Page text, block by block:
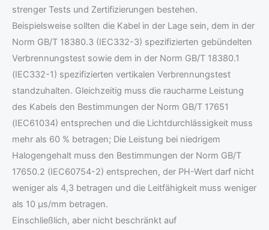
strenger Tests und Zertifizierungen bestehen.
Beispielsweise sollten die Kabel in der Lage sein, dem in der
Norm GB/T 18380.3 (IEC332-3) spezifizierten gebündelten
Verbrennungstest sowie dem in der Norm GB/T 18380.1
(IEC332-1) spezifizierten vertikalen Verbrennungstest
standzuhalten. Gleichzeitig muss die raucharme Leistung
des Kabels den Bestimmungen der Norm GB/T 17651
(IEC61034) entsprechen und die Lichtdurchlässigkeit muss
mehr als 60 % betragen; Die Leistung bei niedrigem
Halogengehalt muss den Bestimmungen der Norm GB/T
17650.2 (IEC60754-2) entsprechen, der PH-Wert darf nicht
weniger als 4,3 betragen und die Leitfähigkeit muss weniger
als 10 μs/mm betragen.
Einschließlich, aber nicht beschränkt auf